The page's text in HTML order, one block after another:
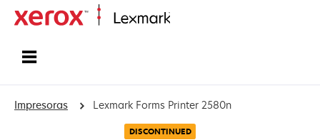
Impresoras Lexmark Forms Printer 2580n
DISCONTINUED